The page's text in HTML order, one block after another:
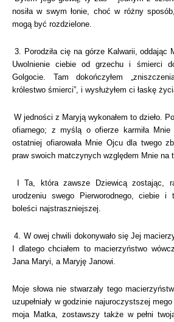
nosiła w swym łonie, choć w różny
mogą być rozdzielone.
3. Porodziła cię na górze Kalwarii, oddając
Uwolnienie ciebie od grzechu i śmierci
Golgocie. Tam dokończyłem
królestwo śmierci”, i wysłużyłem ci łaskę
W jedności z Maryją wykonałem to dzieło.
ofiarnego; z myślą o ofierze karmiła
ostatniej ofiarowała Mnie Ojcu dla twego
praw swoich matczynych względem Mnie na
I Ta, która zawsze Dziewicą zostając,
urodzeniu swego Pierworodnego, ciebie i
boleści najstraszniejszej.
4. W owej chwili dokonywało się Jej
I dlatego chciałem to macierzyństwo
Jana Maryi, a Maryję Janowi.
Moje słowa nie stwarzały tego
uzupełniały w godzinie najuroczystszej
moja Matka, zostawszy także w pełni